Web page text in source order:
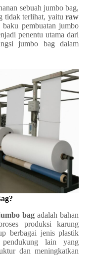
sebuah jumbo bag,
tidak terlihat, yaituraw
pembuatan jumbo
penentu utama dari
jumbo bag dalam
bag adalah bahan
produksi karung
berbagai jenis plastik
lain yang
dan meningkatkan